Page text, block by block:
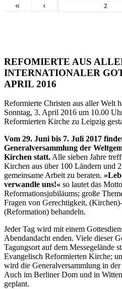
«
‹
REFOMIERTE AUS
INTERNATIONALER
APRIL 2016
Reformierte Christen aus aller Welt
Sonntag, 3. April 2016 um 10.00
Reformierten Kirche zu Leipzig
Vom 29. Juni bis 7. Juli 2017
Generalversammlung der
Kirchen statt.Alle sieben Jahre
Kirchen aus über 100 Ländern und
gemeinsame Arbeit zu beraten.
verwandle uns!« so lautet das
Reformationsjubiläums; große
Fragen von Gerechtigkeit,
(Reformation) behandeln.
Jeder Tag wird mit einem
Abendandacht enden. Viele dieser
Tagungsort auf dem Messegelände
Evangelisch Reformierten Kirche;
wird die Generalversammlung in
Auch im Berliner Dom und in
geplant.